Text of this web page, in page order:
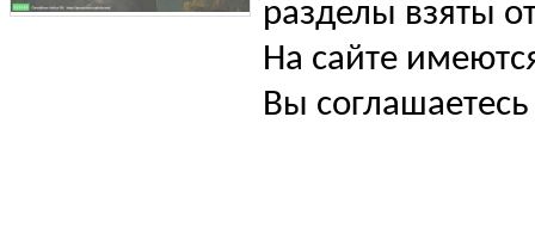
разделы взяты
На сайте
Вы